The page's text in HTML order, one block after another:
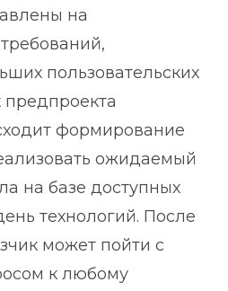
на
пользовательских
предпроекта
формирование
ожидаемый
на базе доступных
технологий. После
может пойти с
к любому